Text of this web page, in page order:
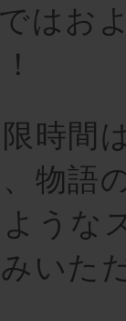
はお
時間
物語
うな
いた